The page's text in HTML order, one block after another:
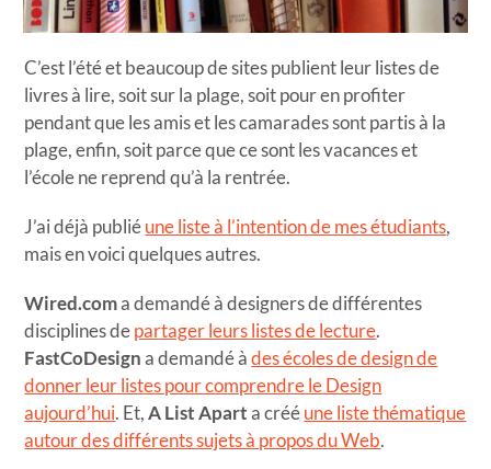
C’est l’été et beaucoup de sites publient leur listes de
livres à lire, soit sur la plage, soit pour en profiter
pendant que les amis et les camarades sont partis à la
plage, enfin, soit parce que ce sont les vacances et
l’école ne reprend qu’à la rentrée.
J’ai déjà publiéune liste à l’intention de mes étudiants,
mais en voici quelques autres.
Wired.coma demandé à designers de différentes
disciplines departager leurs listes de lecture.
FastCoDesigna demandé àdes écoles de design de
donner leur listes pour comprendre le Design
aujourd’hui. Et,A List Aparta crééune liste thématique
autour des différents sujets à propos du Web.